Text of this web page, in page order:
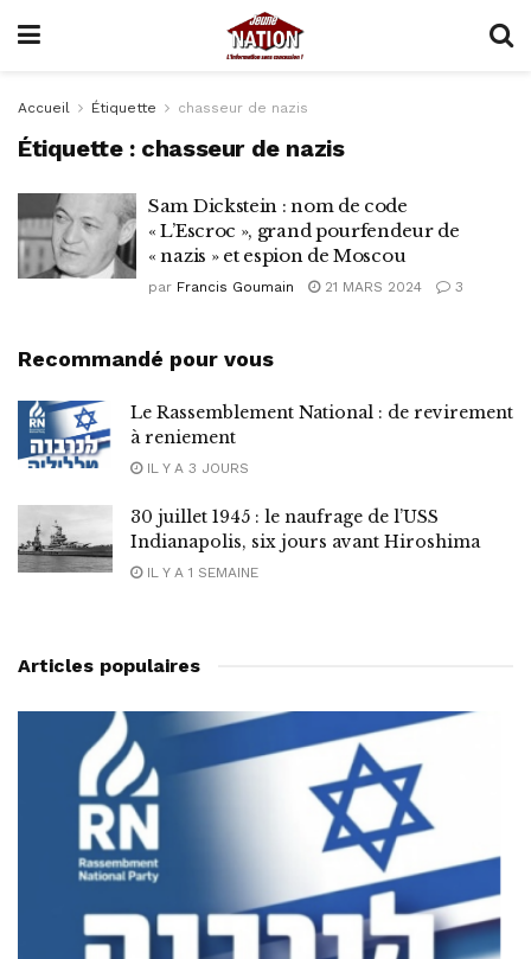
Accueil Étiquette chasseur de nazis
Étiquette : chasseur de nazis
Sam Dickstein : nom de code
« L’Escroc », grand pourfendeur de
« nazis » et espion de Moscou
par Francis Goumain 21 MARS 2024 3
Recommandé pour vous
Le Rassemblement National : de revirement
à reniement
IL Y A 3 JOURS
30 juillet 1945 : le naufrage de l’USS
Indianapolis, six jours avant Hiroshima
IL Y A 1 SEMAINE
Articles populaires